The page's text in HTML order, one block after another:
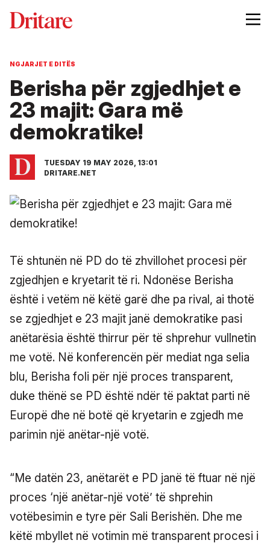
NGJARJET E DITËS
Berisha për zgjedhjet e
23 majit: Gara më
demokratike!
TUESDAY 19 MAY 2026, 13:01
DRITARE.NET
Të shtunën në PD do të zhvillohet procesi për
zgjedhjen e kryetarit të ri. Ndonëse Berisha
është i vetëm në këtë garë dhe pa rival, ai thotë
se zgjedhjet e 23 majit janë demokratike pasi
anëtarësia është thirrur për të shprehur vullnetin
me votë. Në konferencën për mediat nga selia
blu, Berisha foli për një proces transparent,
duke thënë se PD është ndër të paktat parti në
Europë dhe në botë që kryetarin e zgjedh me
parimin një anëtar-një votë.
“Me datën 23, anëtarët e PD janë të ftuar në një
proces ‘një anëtar-një votë’ të shprehin
votëbesimin e tyre për Sali Berishën. Dhe me
këtë mbyllet në votimin më transparent procesi i